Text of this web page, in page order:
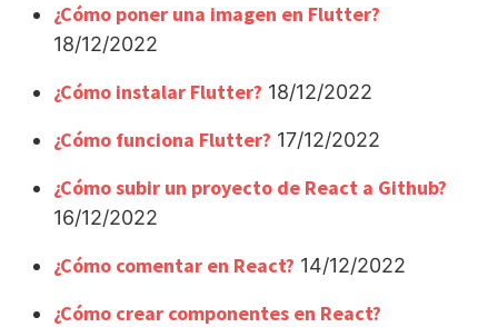
¿Cómo poner una imagen en Flutter?
18/12/2022
¿Cómo instalar Flutter? 18/12/2022
¿Cómo funciona Flutter? 17/12/2022
¿Cómo subir un proyecto de React a Github?
16/12/2022
¿Cómo comentar en React? 14/12/2022
¿Cómo crear componentes en React?